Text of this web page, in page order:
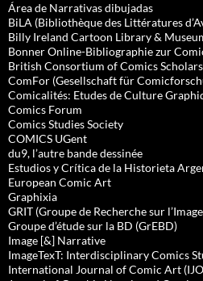
Área de Narrativas dibujadas
BiLA (Bibliothèque des Littératures
Billy Ireland Cartoon Library &
Bonner Online-Bibliographie zur
British Consortium of Comics Scholars
ComFor (Gesellschaft für
Comicalités: Etudes de Culture
Comics Forum
Comics Studies Society
COMICS UGent
du9, l’autre bande dessinée
Estudios y Crítica de la Historieta
European Comic Art
Graphixia
GRIT (Groupe de Recherche sur
Groupe d’étude sur la BD (GrEBD)
Image [&] Narrative
ImageTexT: Interdisciplinary Comics
International Journal of Comic Art